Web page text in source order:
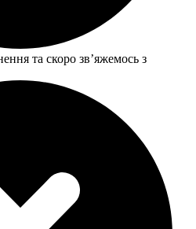
та скоро звʼяжемось з